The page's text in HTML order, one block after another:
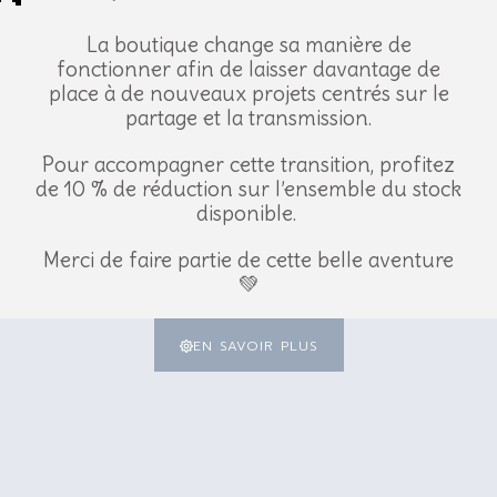
Je voudrais être
La boutique change sa manière de
fonctionner afin de laisser davantage de
place à de nouveaux projets centrés sur le
partage et la transmission.
Pour accompagner cette transition, profitez
de 10 % de réduction sur l’ensemble du stock
disponible.
Merci de faire partie de cette belle aventure
💚
EN SAVOIR PLUS